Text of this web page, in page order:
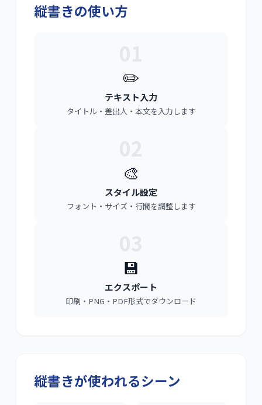
縦書きの使い方
✏️
テキスト入力
タイトル・差出人・本文を入力します
🎨
スタイル設定
フォント・サイズ・行間を調整します
💾
エクスポート
印刷・PNG・PDF形式でダウンロード
縦書きが使われるシーン